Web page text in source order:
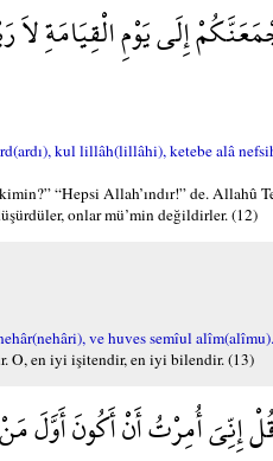
إِلَى يَوْمِ الْقِيَامَةِ
kul lillâh(lillâhi), ketebe alâ
“Hepsi Allah’ındır!” de. Allahû
onlar mü’min değildirler. (12)
ve huves semîul alîm(alîmu).
O, en iyi işitendir, en iyi bilendir. (13)
إِنِّيَ أُمِرْتُ أَنْ أَكُونَ أَوَّلَ